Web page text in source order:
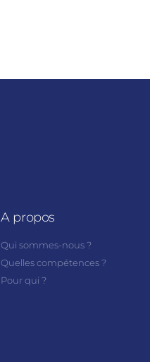
A propos
Qui sommes-nous ?
Quelles compétences ?
Pour qui ?